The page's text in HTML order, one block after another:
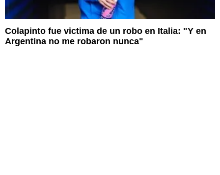
Colapinto fue victima de un robo en Italia: "Y en
Argentina no me robaron nunca"